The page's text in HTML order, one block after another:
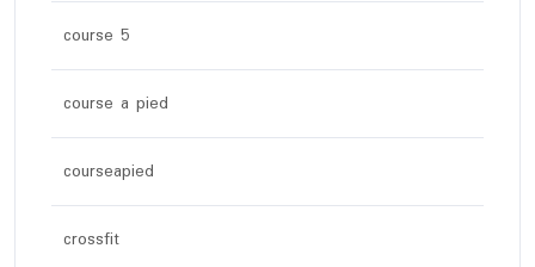
course 5
course a pied
courseapied
crossfit